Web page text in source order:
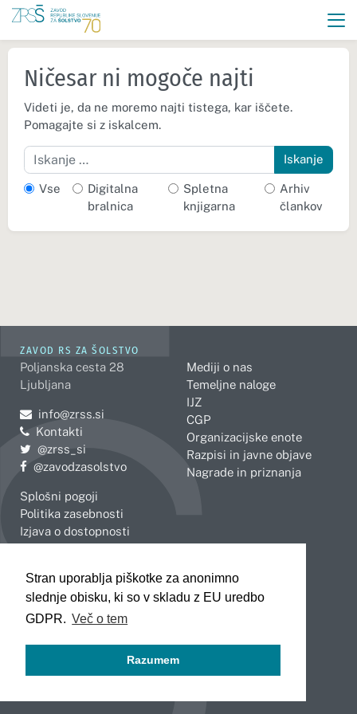
Stran uporablja piškotke za anonimno
slednje obisku, ki so v skladu z EU uredbo
GDPR. Več o tem
Razumem
Ničesar ni mogoče najti
Videti je, da ne moremo najti tistega, kar iščete.
Pomagajte si z iskalcem.
Iskanje
Vse
Digitalna
bralnica
Spletna
knjigarna
Arhiv
člankov
ZAVOD RS ZA ŠOLSTVO
Poljanska cesta 28
Ljubljana
Pošljite e-mail na
info@zrss.si
Kontakti
Pojdite na Twitter:
@zrss_si
Pojdite na Facebook:
@zavodzasolstvo
Splošni pogoji
Politika zasebnosti
Izjava o dostopnosti
Mediji o nas
Temeljne naloge
IJZ
CGP
Organizacijske enote
Razpisi in javne objave
Nagrade in priznanja
Celje
Koper
Kranj
Novo mesto
Slovenj Gradec